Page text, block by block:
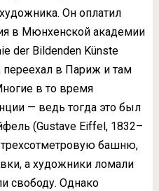
Он оплатил
в Мюнхенской академии
der Bildenden Künste
переехал в Париж и там
в то время
— ведь тогда это был
(Gustave Eiffel, 1832–
башню,
а художники ломали
свободу. Однако